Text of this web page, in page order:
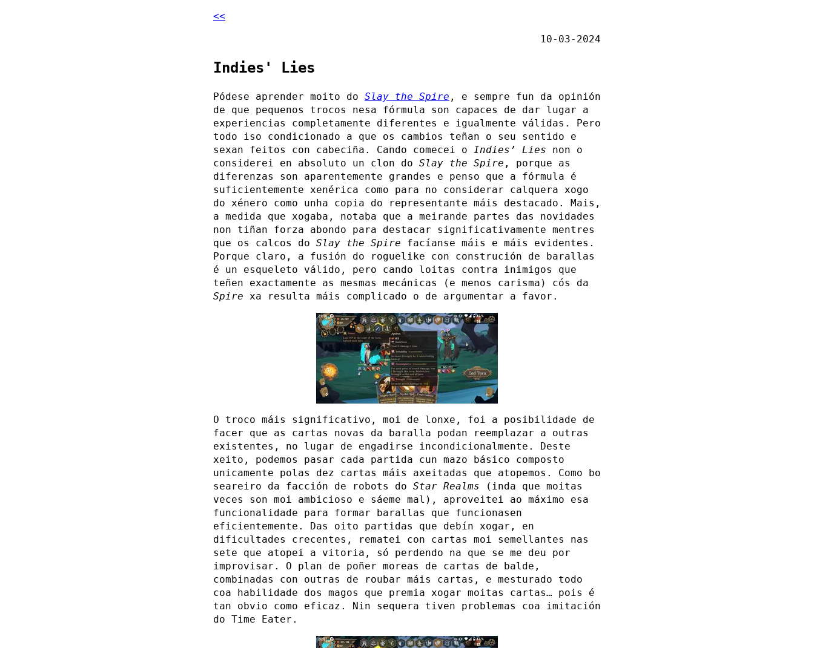
<<
10-03-2024
Indies' Lies
Pódese aprender moito do Slay the Spire , e sempre fun da opinión
de que pequenos trocos nesa fórmula son capaces de dar lugar a
experiencias completamente diferentes e igualmente válidas. Pero
todo iso condicionado a que os cambios teñan o seu sentido e
sexan feitos con cabeciña. Cando comecei o Indies’ Lies non o
considerei en absoluto un clon do Slay the Spire , porque as
diferenzas son aparentemente grandes e penso que a fórmula é
suficientemente xenérica como para no considerar calquera xogo
do xénero como unha copia do representante máis destacado. Mais,
a medida que xogaba, notaba que a meirande partes das novidades
non tiñan forza abondo para destacar significativamente mentres
que os calcos do Slay the Spire facíanse máis e máis evidentes.
Porque claro, a fusión do roguelike con construción de barallas
é un esqueleto válido, pero cando loitas contra inimigos que
teñen exactamente as mesmas mecánicas (e menos carisma) cós da
Spire xa resulta máis complicado o de argumentar a favor.
O troco máis significativo, moi de lonxe, foi a posibilidade de
facer que as cartas novas da baralla podan reemplazar a outras
existentes, no lugar de engadirse incondicionalmente. Deste
xeito, podemos pasar cada partida cun mazo básico composto
unicamente polas dez cartas máis axeitadas que atopemos. Como bo
seareiro da facción de robots do Star Realms (inda que moitas
veces son moi ambicioso e sáeme mal), aproveitei ao máximo esa
funcionalidade para formar barallas que funcionasen
eficientemente. Das oito partidas que debín xogar, en
dificultades crecentes, rematei con cartas moi semellantes nas
sete que atopei a vitoria, só perdendo na que se me deu por
improvisar. O plan de poñer moreas de cartas de balde,
combinadas con outras de roubar máis cartas, e mesturado todo
coa habilidade dos magos que premia xogar moitas cartas… pois é
tan obvio como eficaz. Nin sequera tiven problemas coa imitación
do Time Eater.